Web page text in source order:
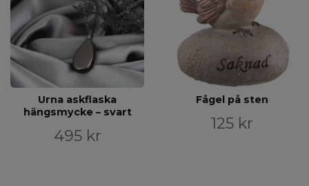
Urna askflaska
hängsmycke – svart
495 kr
Fågel på sten
125 kr